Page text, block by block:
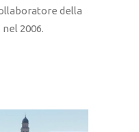
della
nel 2006.